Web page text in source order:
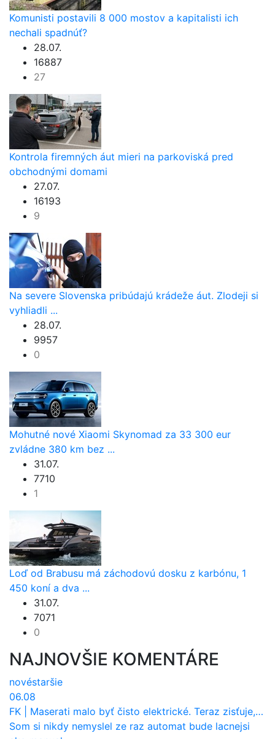
Komunisti postavili 8 000 mostov a kapitalisti ich
nechali spadnúť?
28.07.
16887
27
Kontrola firemných áut mieri na parkoviská pred
obchodnými domami
27.07.
16193
9
Na severe Slovenska pribúdajú krádeže áut. Zlodeji si
vyhliadli ...
28.07.
9957
0
Mohutné nové Xiaomi Skynomad za 33 300 eur
zvládne 380 km bez ...
31.07.
7710
1
Loď od Brabusu má záchodovú dosku z karbónu, 1
450 koní a dva ...
31.07.
7071
0
NAJNOVŠIE KOMENTÁRE
novéstaršie
06.08
FK
Maserati malo byť čisto elektrické. Teraz zisťuje, že potrebuje nový osemvalcový motor
Som si nikdy nemyslel ze raz automat bude lacnejsi